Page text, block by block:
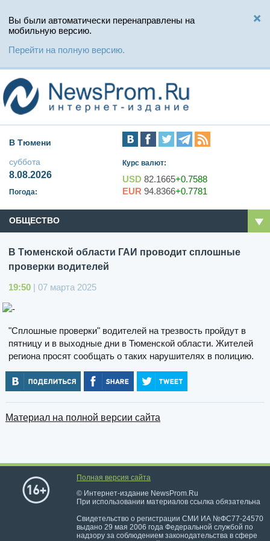
Вы были автоматически перенаправлены на
мобильную версию.
Перейти на полную версию.
В Тюмени
суббота
8.08.2026
Погода:
Курс валют:
USD 82.1665+0.7588
EUR 94.8366+0.7781
ОБЩЕСТВО
В Тюменской области ГАИ проводит сплошные
проверки водителей
19:50 | 07 марта 2025
"Сплошные проверки" водителей на трезвость пройдут в
пятницу и в выходные дни в Тюменской области. Жителей
региона просят сообщать о таких нарушителях в полицию.
Материал на полной версии сайта
Полная версия сайта
© Интернет-издание NewsProm.Ru
При использовании материалов ссылка обязательна
Свидетельство о регистрации СМИ ИА №ФС77-24570
выдано 29 мая 2006 года Федеральной службой по
надзору за соблюдением законодательства в сфере